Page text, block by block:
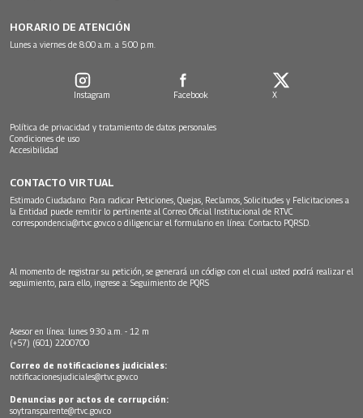
HORARIO DE ATENCIÓN
Lunes a viernes de 8:00 a.m. a 5:00 p.m.
Instagram Facebook X
Política de privacidad y tratamiento de datos personales
Condiciones de uso
Accesibilidad
CONTACTO VIRTUAL
Estimado Ciudadano: Para radicar Peticiones, Quejas, Reclamos, Solicitudes y Felicitaciones a
la Entidad puede remitir lo pertinente al Correo Oficial Institucional de RTVC
correspondencia@rtvc.gov.co o diligenciar el formulario en línea: Contacto PQRSD.
Al momento de registrar su petición, se generará un código con el cual usted podrá realizar el
seguimiento, para ello, ingrese a: Seguimiento de PQRS
Asesor en línea: lunes 9:30 a.m. - 12 m
(+57) (601) 2200700
Correo de notificaciones judiciales:
notificacionesjudiciales@rtvc.gov.co
Denuncias por actos de corrupción:
soytransparente@rtvc.gov.co